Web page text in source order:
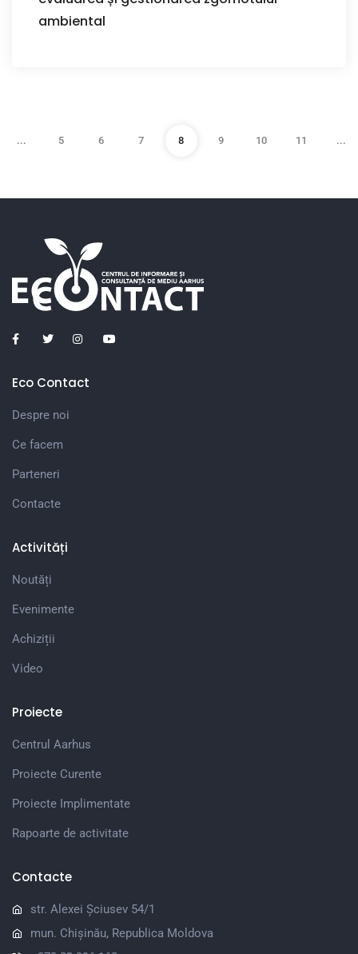
ambiental
... 5 6 7 8 9 10 11 ...
Eco Contact
Despre noi
Ce facem
Parteneri
Contacte
Activități
Noutăți
Evenimente
Achiziții
Video
Proiecte
Centrul Aarhus
Proiecte Curente
Proiecte Implimentate
Rapoarte de activitate
Contacte
str. Alexei Șciusev 54/1
mun. Chișinău, Republica Moldova